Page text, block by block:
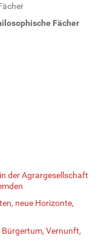
Fächer
der Agrargesellschaft
neue Horizonte,
Vernunft,